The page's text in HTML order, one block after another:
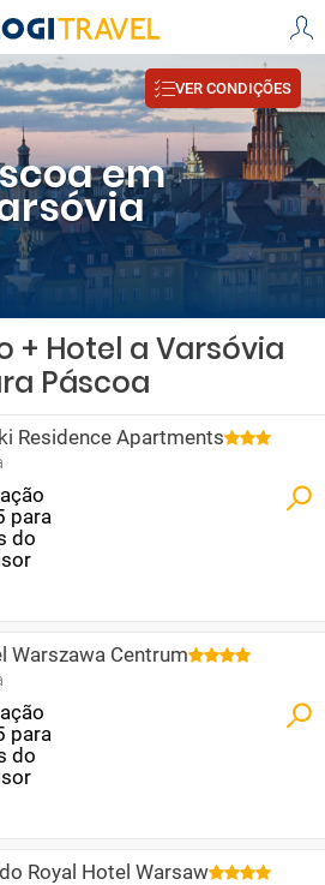
em
VER CONDIÇÕES
+ Hotel a Varsóvia
Páscoa
Residence Apartments
Warszawa Centrum
Royal Hotel Warsaw